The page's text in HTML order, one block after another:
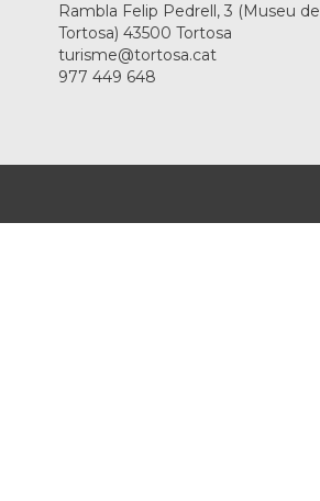
Rambla Felip Pedrell, 3 (Museu de
Tortosa) 43500 Tortosa
turisme@tortosa.cat
977 449 648